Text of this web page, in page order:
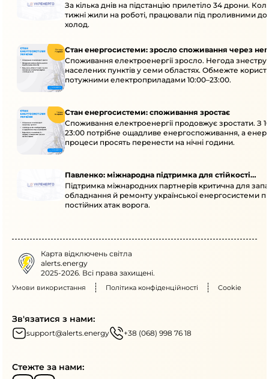
За кілька днів на підстанцію прилетіло 34 дрони.
тижні жили на роботі, працювали під проливними
холод.
Стан енергосистеми: зросло споживання через
Споживання електроенергії зросло. Негода
населених пунктів у семи областях. Обмежте
потужними електроприладами 10:00–23:00.
Стан енергосистеми: споживання зростає
Споживання електроенергії продовжує зростати. З
23:00 потрібне ощадливе енергоспоживання, а
процеси просять перенести на нічні години.
Павленко: міжнародна підтримка для стійкості
енергосистеми
Підтримка міжнародних партнерів критична для
обладнання й ремонту української енергосистеми
постійних атак ворога.
Карта відключень світла
alerts.energy
2025-2026. Всі права захищені.
Умови використання Політика конфіденційності Cookie
Зв'язатися з нами:
support@alerts.energy +38 (068) 998 76 18
Стежте за нами: